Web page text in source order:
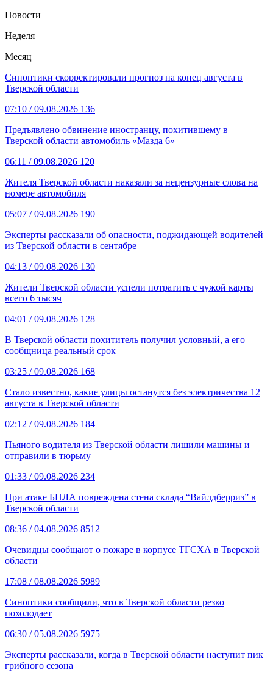
Новости
Неделя
Месяц
Синоптики скорректировали прогноз на конец августа в
Тверской области
07:10 / 09.08.2026 136
Предъявлено обвинение иностранцу, похитившему в
Тверской области автомобиль «Мазда 6»
06:11 / 09.08.2026 120
Жителя Тверской области наказали за нецензурные слова на
номере автомобиля
05:07 / 09.08.2026 190
Эксперты рассказали об опасности, поджидающей водителей
из Тверской области в сентябре
04:13 / 09.08.2026 130
Жители Тверской области успели потратить с чужой карты
всего 6 тысяч
04:01 / 09.08.2026 128
В Тверской области похититель получил условный, а его
сообщница реальный срок
03:25 / 09.08.2026 168
Стало известно, какие улицы останутся без электричества 12
августа в Тверской области
02:12 / 09.08.2026 184
Пьяного водителя из Тверской области лишили машины и
отправили в тюрьму
01:33 / 09.08.2026 234
При атаке БПЛА повреждена стена склада “Вайлдберриз” в
Тверской области
08:36 / 04.08.2026 8512
Очевидцы сообщают о пожаре в корпусе ТГСХА в Тверской
области
17:08 / 08.08.2026 5989
Синоптики сообщили, что в Тверской области резко
похолодает
06:30 / 05.08.2026 5975
Эксперты рассказали, когда в Тверской области наступит пик
грибного сезона